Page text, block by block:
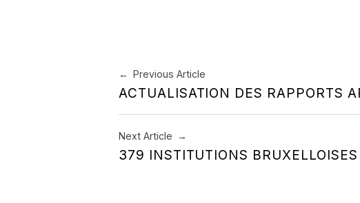
Navigation de l’article
Previous Article
ACTUALISATION DES RAPPORTS
Next Article
379 INSTITUTIONS